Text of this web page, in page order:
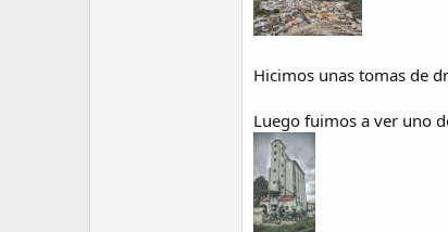
Hicimos unas tomas de
Luego fuimos a ver uno